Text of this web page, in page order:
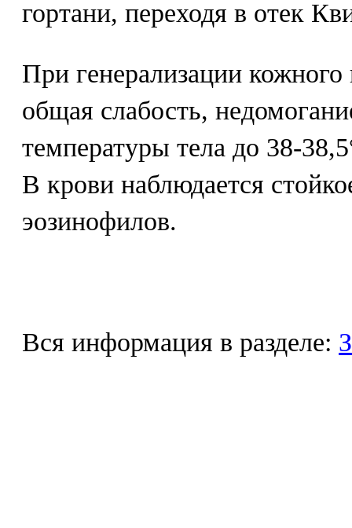
гортани, переходя в отек
При генерализации
общая слабость,
температуры тела до 38-
В крови наблюдается
эозинофилов.
Вся информация в разделе: